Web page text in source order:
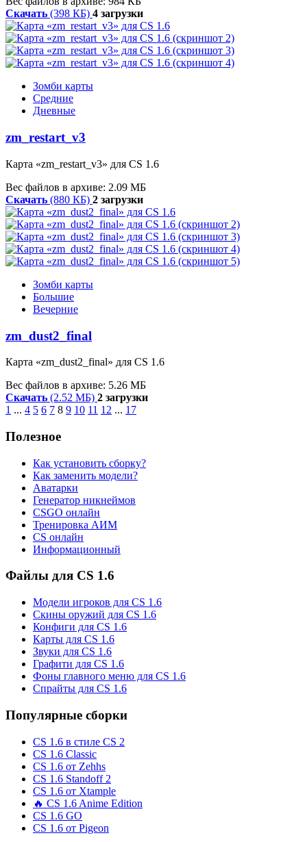
Скачать (398 КБ) 4 загрузки
Зомби карты
Средние
Дневные
zm_restart_v3
Карта «zm_restart_v3» для CS 1.6
Вес файлов в архиве: 2.09 МБ
Скачать (880 КБ) 2 загрузки
Зомби карты
Большие
Вечерние
zm_dust2_final
Карта «zm_dust2_final» для CS 1.6
Вес файлов в архиве: 5.26 МБ
Скачать (2.52 МБ) 2 загрузки
1 ... 4 5 6 7 8 9 10 11 12 ... 17
Полезное
Как установить сборку?
Как заменить модели?
Аватарки
Генератор никнеймов
CSGO онлайн
Тренировка АИМ
CS онлайн
Информационный
Файлы для CS 1.6
Модели игроков для CS 1.6
Скины оружий для CS 1.6
Конфиги для CS 1.6
Карты для CS 1.6
Звуки для CS 1.6
Графити для CS 1.6
Фоны главного меню для CS 1.6
Спрайты для CS 1.6
Популярные сборки
CS 1.6 в стиле CS 2
CS 1.6 Classic
CS 1.6 от Zehhs
CS 1.6 Standoff 2
CS 1.6 от Xtample
🔥 CS 1.6 Anime Edition
CS 1.6 GO
CS 1.6 от Pigeon